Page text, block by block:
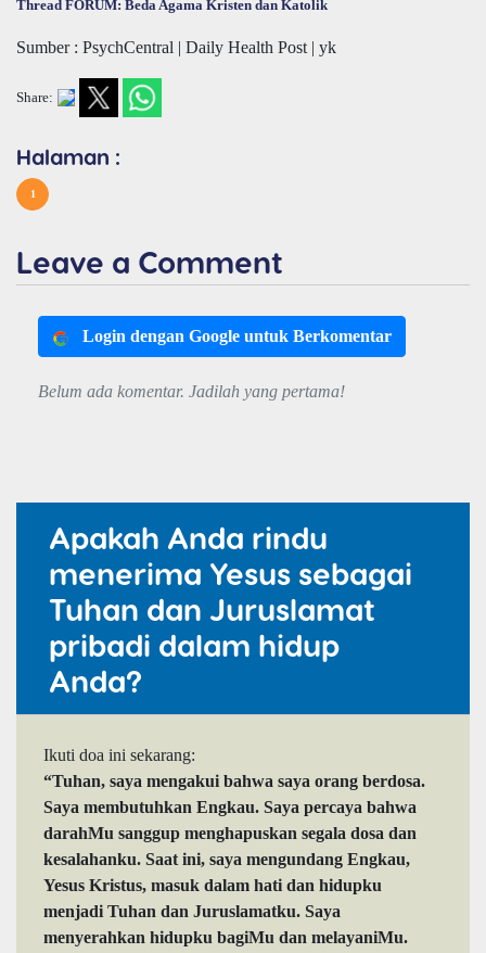
Thread FORUM: Beda Agama Kristen dan Katolik
Sumber : PsychCentral | Daily Health Post | yk
Share:
Halaman :
1
Leave a Comment
Login dengan Google untuk Berkomentar
Belum ada komentar. Jadilah yang pertama!
Apakah Anda rindu
menerima Yesus sebagai
Tuhan dan Juruslamat
pribadi dalam hidup
Anda?
Ikuti doa ini sekarang:
“Tuhan, saya mengakui bahwa saya orang berdosa.
Saya membutuhkan Engkau. Saya percaya bahwa
darahMu sanggup menghapuskan segala dosa dan
kesalahanku. Saat ini, saya mengundang Engkau,
Yesus Kristus, masuk dalam hati dan hidupku
menjadi Tuhan dan Juruslamatku. Saya
menyerahkan hidupku bagiMu dan melayaniMu.